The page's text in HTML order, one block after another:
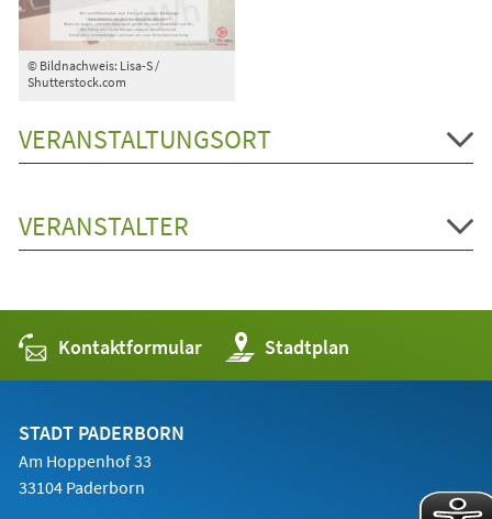
© Bildnachweis: Lisa-S /
Shutterstock.com
VERANSTALTUNGSORT
VERANSTALTER
Kontaktformular Stadtplan
(Öffnet
in
einem
STADT PADERBORN
Am Hoppenhof 33
33104 Paderborn